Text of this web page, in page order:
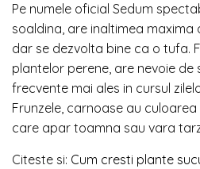
Pe numele oficial Sedum
soaldina, are inaltimea
dar se dezvolta bine ca o tufa.
plantelor perene, are nevoie de
frecvente mai ales in cursul
Frunzele, carnoase au
care apar toamna sau vara
Citeste si: Cum cresti plante